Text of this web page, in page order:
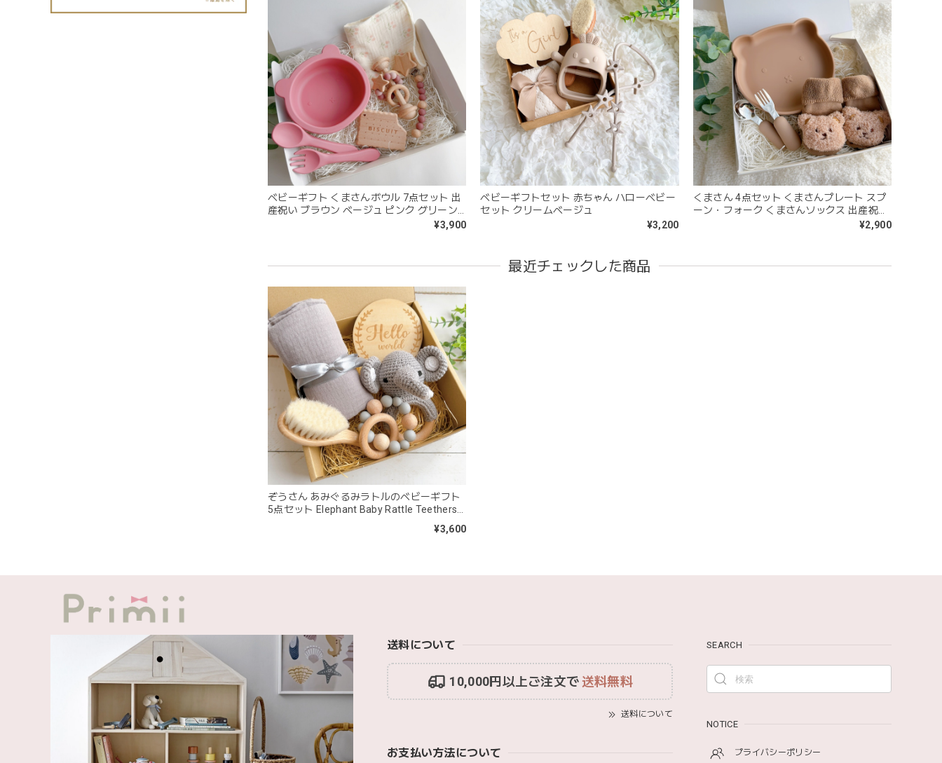
kawaii&born | ハート型 歯固めリング シリコン
pink
2026/04/24
持ちやすいようで今持ってるおもちゃの中で1番長く握っていてくれます。舐めるのはもちろん、掲げてみたりいろんな遊び方をして
います。見た目が可愛いので遊んでいる姿もとても可愛いです。また、シリコン製なので哺乳瓶と一緒に洗ったり除菌できたり常に清
潔に保てるのも嬉しいです。
kawaii&born | くまちゃん 歯固めリング シリコン 木
moca
2026/04/24
耳の部分が咥えやすいようでよく遊んでいます。木の部分はじゃぶじゃぶ洗うことができないため衛生面は若干気になりますが、見た
blanco ブランコ | tsubu bib つぶビブ ベビースタイ 布製
2026/03/26
グレーを購入しました！手持ちのビブより少し小さい作りでしたがかわいいので問題なし^ ^ありがとうございました♡
blanco | blanket clip ブランケットクリップ Lサイズ 21cmｘ6cm レザー ブランコ
02.oatmeal（L）
2026/02/21
きょうりゅう/K60-141
2026/01/28
発送も早くてありがたかったです！
blanco ブランコ | ベビーブランケット swaddle blanket スワドル おくるみ 120×120cm 無地 赤ちゃん
lightbeige ライトベージュ
ベビーギフト くまさんボウル 7点セット 出
産祝い ブラウン ベージュ ピンク グリーン
¥3,900
ベビーギフトセット 赤ちゃん ハローベビー
セット クリームベージュ
¥3,200
くまさん 4点セット くまさんプレート スプ
ーン・フォーク くまさんソックス 出産祝い
¥2,900
最近チェックした商品
ぞうさん あみぐるみラトルのベビーギフト
5点セット Elephant Baby Rattle Teethers
¥3,600
送料について
10,000円以上ご注文で 送料無料
送料について
お支払い方法について
SEARCH
NOTICE
プライバシーポリシー